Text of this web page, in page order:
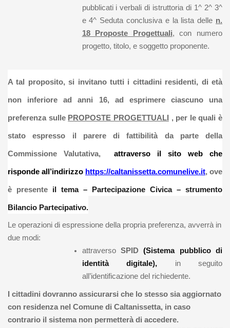
pubblicati i verbali di istruttoria di 1^ 2^ 3^
e 4^ Seduta conclusiva e la lista delle n.
18 Proposte Progettuali, con numero
progetto, titolo, e soggetto proponente.
A tal proposito, si invitano tutti i cittadini residenti, di età
non inferiore ad anni 16, ad esprimere ciascuno una
preferenza sulle PROPOSTE PROGETTUALI , per le quali è
stato espresso il parere di fattibilità da parte della
Commissione Valutativa, attraverso il sito web che
risponde all’indirizzo https://caltanissetta.comunelive.it, ove
è presente il tema – Partecipazione Civica – strumento
Bilancio Partecipativo.
Le operazioni di espressione della propria preferenza, avverrà in
due modi:
attraverso SPID(Sistema pubblico di
identità digitale), in seguito
all’identificazione del richiedente.
I cittadini dovranno assicurarsi che lo stesso sia aggiornato
con residenza nel Comune di Caltanissetta, in caso
contrario il sistema non permetterà di accedere.